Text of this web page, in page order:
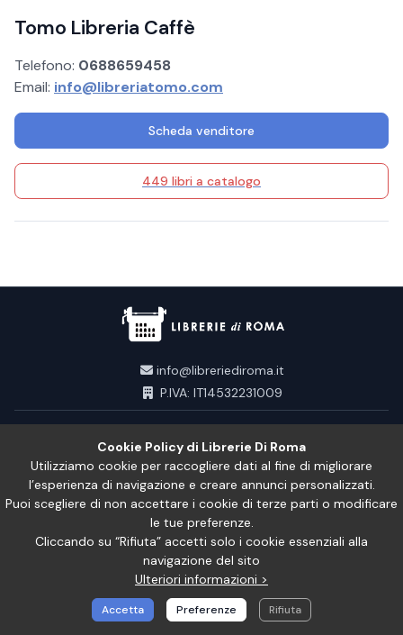
Tomo Libreria Caffè
Telefono: 0688659458
Email: info@libreriatomo.com
Scheda venditore
449 libri a catalogo
info@libreriediroma.it
P.IVA: IT14532231009
LINK VELOCI
LEGACY
Cookie Policy di Librerie Di Roma
Utilizziamo cookie per raccogliere dati al fine di migliorare
l’esperienza di navigazione e creare annunci personalizzati.
Puoi scegliere di non accettare i cookie di terze parti o modificare
le tue preferenze.
Cliccando su “Rifiuta” accetti solo i cookie essenziali alla
navigazione del sito
Ulteriori informazioni >
Accetta Preferenze Rifiuta